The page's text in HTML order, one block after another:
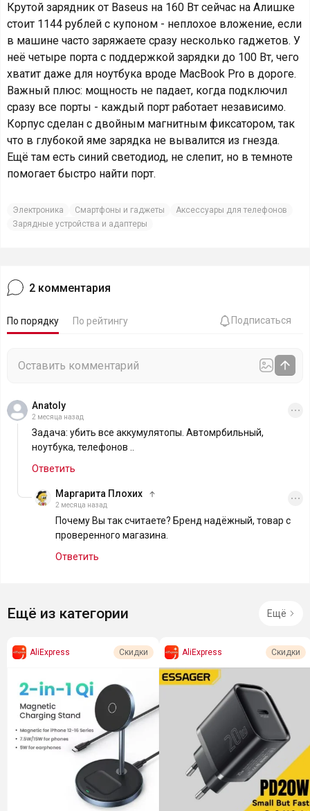
Крутой зарядник от Baseus на 160 Вт сейчас на Алишке
стоит 1144 рублей с купоном - неплохое вложение, если
в машине часто заряжаете сразу несколько гаджетов. У
неё четыре порта с поддержкой зарядки до 100 Вт, чего
хватит даже для ноутбука вроде MacBook Pro в дороге.
Важный плюс: мощность не падает, когда подключил
сразу все порты - каждый порт работает независимо.
Корпус сделан с двойным магнитным фиксатором, так
что в глубокой яме зарядка не вывалится из гнезда.
Ещё там есть синий светодиод, не слепит, но в темноте
помогает быстро найти порт.
Электроника Смартфоны и гаджеты
Аксессуары для телефонов
Зарядные устройства и адаптеры
2 комментария
По порядку По рейтингу Подписаться
Anatoly
2 месяца назад
Задача: убить все аккумулятопы. Автомрбильный,
ноутбука, телефонов ..
Ответить
Маргарита Плохих
2 месяца назад
Почему Вы так считаете? Бренд надёжный, товар с
проверенного магазина.
Ответить
Ещё из категории Ещё
AliExpress Скидки AliExpress Скидки